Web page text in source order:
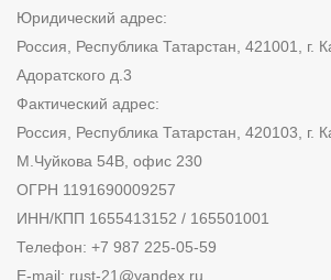
Юридический адрес:
Россия, Республика Татарстан, 421001, г.
Адоратского д.3
Фактический адрес:
Россия, Республика Татарстан, 420103, г.
М.Чуйкова 54В, офис 230
ОГРН 1191690009257
ИНН/КПП 1655413152 / 165501001
Телефон: +7 987 225-05-59
E-mail: rust-21@yandex.ru